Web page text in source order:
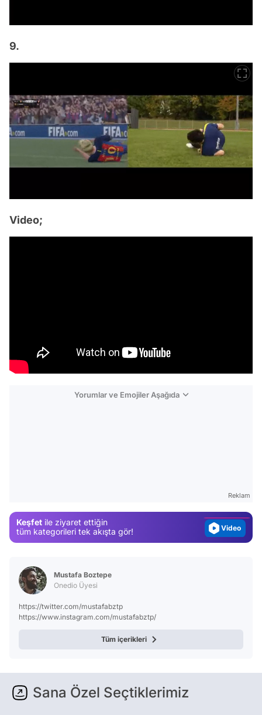
9.
Video;
Yorumlar ve Emojiler Aşağıda
Reklam
Keşfet ile ziyaret ettiğin
tüm kategorileri tek akışta gör!
Video
Mustafa Boztepe
Onedio Üyesi
https://twitter.com/mustafabztp
https://www.instagram.com/mustafabztp/
Tüm içerikleri
Sana Özel Seçtiklerimiz